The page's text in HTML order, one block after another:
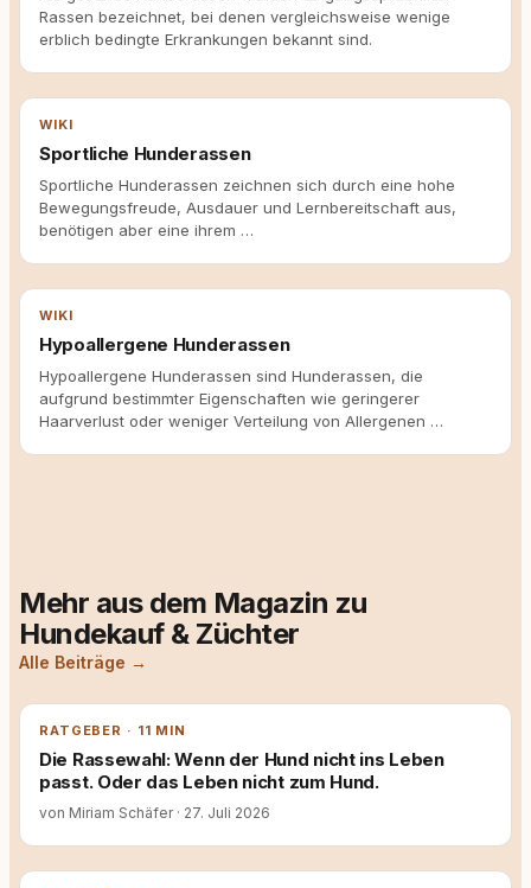
Rassen bezeichnet, bei denen vergleichsweise wenige
erblich bedingte Erkrankungen bekannt sind.
WIKI
Sportliche Hunderassen
Sportliche Hunderassen zeichnen sich durch eine hohe
Bewegungsfreude, Ausdauer und Lernbereitschaft aus,
benötigen aber eine ihrem …
WIKI
Hypoallergene Hunderassen
Hypoallergene Hunderassen sind Hunderassen, die
aufgrund bestimmter Eigenschaften wie geringerer
Haarverlust oder weniger Verteilung von Allergenen …
Mehr aus dem Magazin zu
Hundekauf & Züchter
Alle Beiträge →
RATGEBER · 11 MIN
Die Rassewahl: Wenn der Hund nicht ins Leben
passt. Oder das Leben nicht zum Hund.
von Miriam Schäfer · 27. Juli 2026